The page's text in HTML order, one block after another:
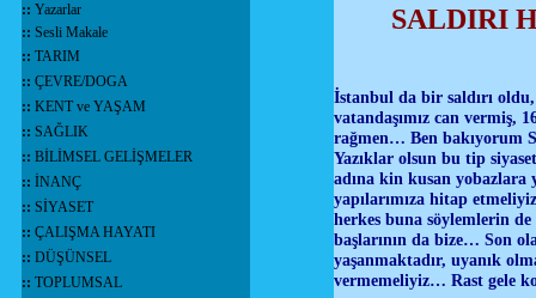
:: Yazarlar
:: Sesli Makale
:: TARIM
:: ÇEVRE/DOGA
:: KENT ve YAŞAM
:: SAĞLIK
:: BİLİMSEL GELİŞMELER
:: İNANÇ
:: SİYASET
:: ÇALIŞMA HAYATI
:: DÜŞÜNSEL
:: TOPLUMSAL
SALDIRI
İstanbul da bir saldırı
vatandaşımız can vermiş,
rağmen… Ben bakıyorum
Yazıklar olsun bu tip
adına kin kusan yobazlara
yapılarımıza hitap
herkes buna söylemlerin
başlarının da bize… Son
yaşanmaktadır, uyanık
vermemeliyiz… Rast gele